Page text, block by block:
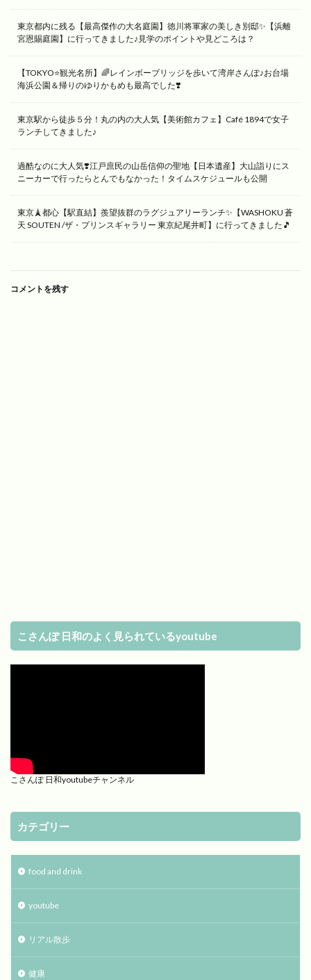
東京都内に残る【最高傑作の大名庭園】徳川将軍家の美しき別邸✨【浜離
宮恩賜庭園】に行ってきました♪見学のポイントや見どころは？
【TOKYO⭐️観光名所】🌈レインボーブリッジを歩いて湾岸さんぽ♪お台場
海浜公園＆帰りのゆりかもめも最高でした❣️
東京駅から徒歩５分！丸の内の大人気【美術館カフェ】Café 1894で女子
ランチしてきました♪
過酷なのに大人気❣️江戸庶民の山岳信仰の聖地【日本遺産】大山詣りにス
ニーカーで行ったらとんでもなかった！タイムスケジュールも公開
東京🗼都心【駅直結】羨望抜群のラグジュアリーランチ✨【WASHOKU 蒼
天 SOUTEN /ザ・プリンスギャラリー 東京紀尾井町】に行ってきました🎵
コメントを残す
こさんぽ 日和のよく見られているyoutube
こさんぽ 日和youtubeチャンネル
カテゴリー
food and drink
youtube
リアル散歩
健康